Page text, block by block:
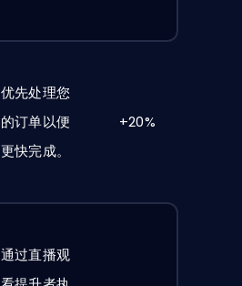
优先处理您
的订单以便
更快完成。
+20%
通过直播观